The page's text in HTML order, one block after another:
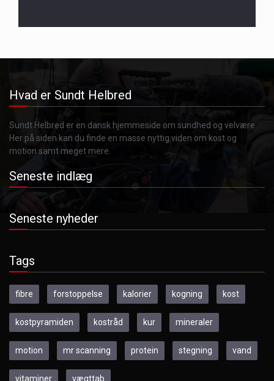
Hvad er Sundt Helbred
Sundt Helbred er en dansk hjemmeside om sundhed og velvære.
Her på siden kan du finde en masse nyttig viden om kost og
motion samt meget mere.
Seneste indlæg
Seneste nyheder
Tags
fibre forstoppelse kalorier kogning kost
kostpyramiden kostråd kur mineraler
motion mr scanning protein stegning vand
vitaminer vægttab